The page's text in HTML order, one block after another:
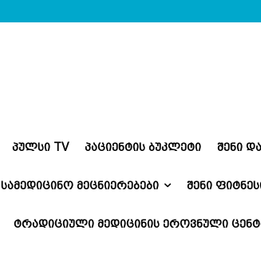
ᲞᲣᲚᲡᲘ TV ᲞᲐᲪᲘᲔᲜᲢᲘᲡ ᲑᲣᲙᲚᲔᲢᲘ ᲨᲔᲜᲘ
ᲡᲐᲛᲔᲓᲘᲪᲘᲜᲝ ᲛᲔᲪᲜᲘᲔᲠᲔᲑᲔᲑᲘ ᲨᲔᲜᲘ
ᲢᲠᲐᲓᲘᲪᲘᲣᲚᲘ ᲛᲔᲓᲘᲪᲘᲜᲘᲡ ᲔᲠᲝᲕᲜᲣᲚᲘ